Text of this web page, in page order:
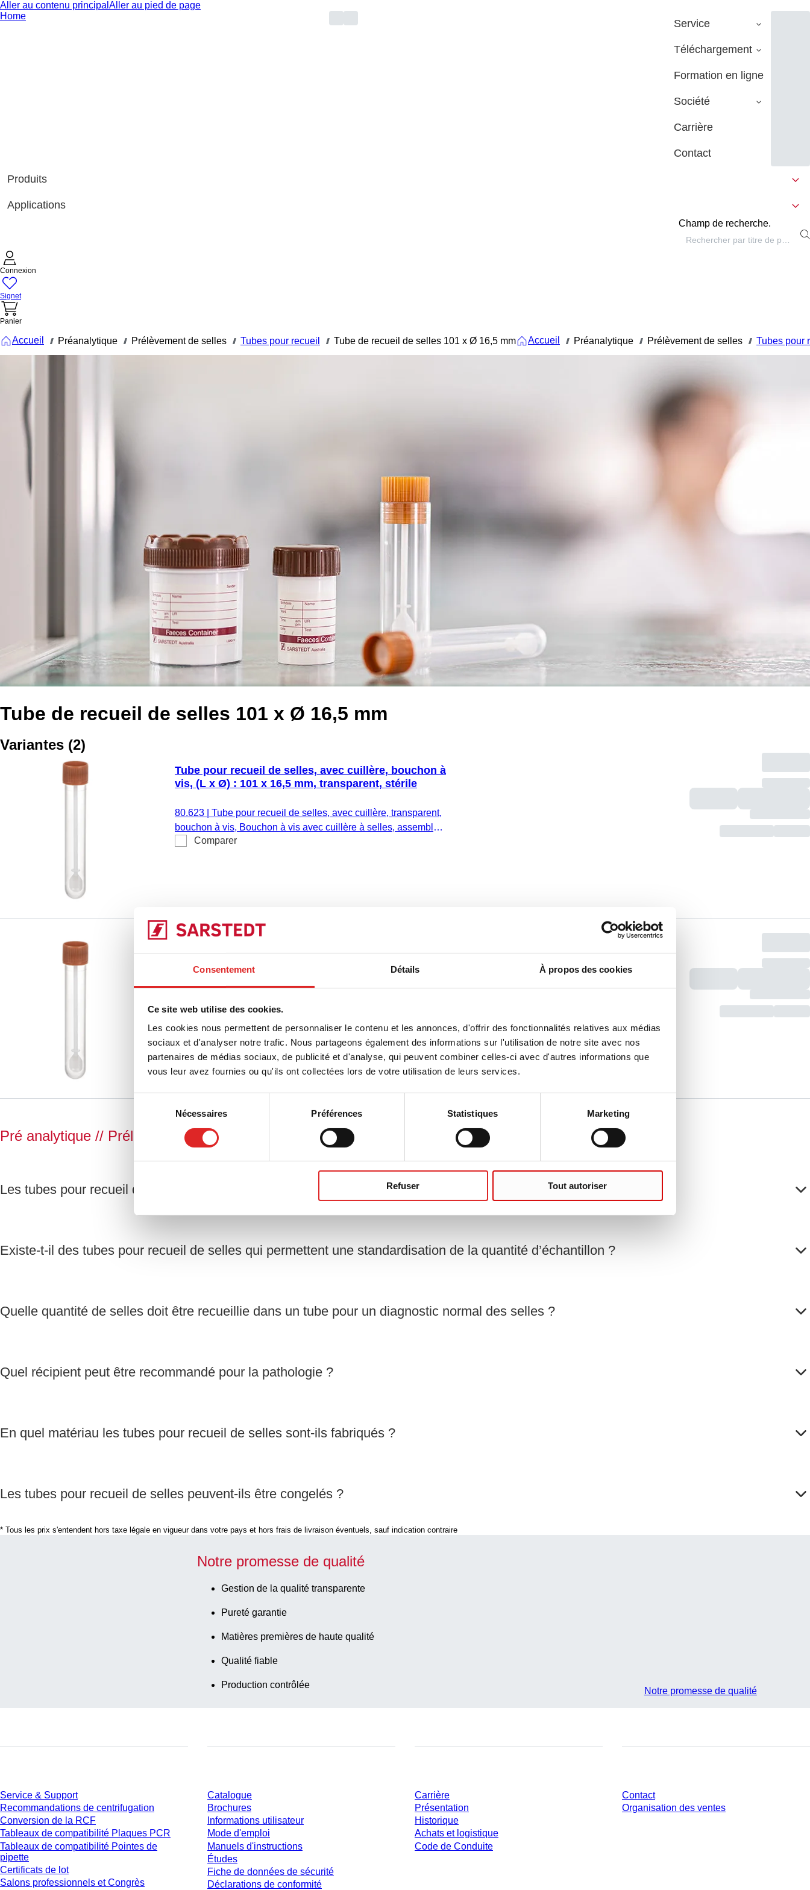
Consentement Détails À propos des cookies
Ce site web utilise des cookies.
Les cookies nous permettent de personnaliser le contenu et les annonces, d'offrir des fonctionnalités relatives aux médias
sociaux et d'analyser notre trafic. Nous partageons également des informations sur l'utilisation de notre site avec nos
partenaires de médias sociaux, de publicité et d'analyse, qui peuvent combiner celles-ci avec d'autres informations que
vous leur avez fournies ou qu'ils ont collectées lors de votre utilisation de leurs services.
Sélection
consentement
Nécessaires Préférences Statistiques Marketing
Refuser Tout autoriser
Aller au contenu principal Aller au pied de page
Home
Service
Téléchargement
Formation en ligne
Société
Carrière
Contact
Produits
Applications
Champ de recherche.
Connexion
Signet
Panier
Accueil /// Préanalytique /// Prélèvement de selles /// Tubes pour recueil /// Tube de recueil de selles 101 x Ø 16,5 mm Accueil /// Préanalytique /// Prélèvement de selles /// Tubes pour
Tube de recueil de selles 101 x Ø 16,5 mm
Variantes (2)
Tube pour recueil de selles, avec cuillère, bouchon à
vis, (L x Ø) : 101 x 16,5 mm, transparent, stérile
80.623
Tube pour recueil de selles, avec cuillère, transparent,
bouchon à vis, Bouchon à vis avec cuillère à selles, assemblé,
bouchon : marron, (L x Ø) sans bouchon : 101 x 16,5 mm,
Comparer
Tube pour recueil de selles, avec cuillère, bouchon à
vis, (L x Ø) : 101 x 16,5 mm, transparent
transparent, bouchon à vis, bouchon : marron, (L x Ø) sans
mm, 500 pièce(s)/sachet
Pré analytique // Prélèvement de selles
Les tubes pour recueil de selles sont-ils stériles ?
Existe-t-il des tubes pour recueil de selles qui permettent une standardisation de la quantité d’échantillon ?
Quelle quantité de selles doit être recueillie dans un tube pour un diagnostic normal des selles ?
Quel récipient peut être recommandé pour la pathologie ?
En quel matériau les tubes pour recueil de selles sont-ils fabriqués ?
Les tubes pour recueil de selles peuvent-ils être congelés ?
* Tous les prix s'entendent hors taxe légale en vigueur dans votre pays et hors frais de livraison éventuels, sauf indication contraire
Notre promesse de qualité
Gestion de la qualité transparente
Pureté garantie
Matières premières de haute qualité
Qualité fiable
Production contrôlée
Notre promesse de qualité
Service & Support
Recommandations de centrifugation
Conversion de la RCF
Tableaux de compatibilité Plaques PCR
Tableaux de compatibilité Pointes de
pipette
Certificats de lot
Salons professionnels et Congrès
Catalogue
Brochures
Informations utilisateur
Mode d'emploi
Manuels d'instructions
Études
Fiche de données de sécurité
Déclarations de conformité
Carrière
Présentation
Historique
Achats et logistique
Code de Conduite
Contact
Organisation des ventes